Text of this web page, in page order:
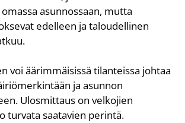
asunnossaan, mutta
edelleen ja taloudellinen
voi äärimmäisissä tilanteissa johtaa
ja asunnon
Ulosmittaus on velkojien
turvata saatavien perintä.